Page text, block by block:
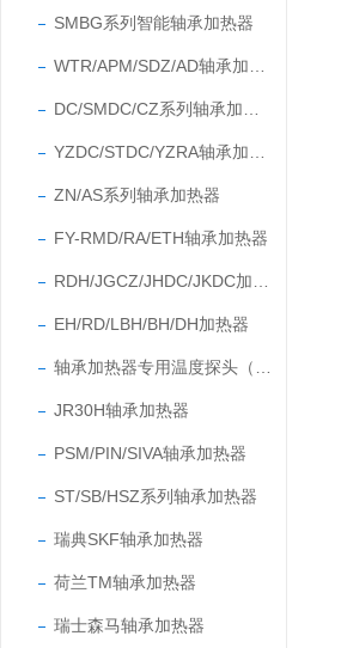
SMBG系列智能轴承加热器
ZN/AS系列轴承加热器
FY-RMD/RA/ETH轴承加热器
EH/RD/LBH/BH/DH加热器
JR30H轴承加热器
PSM/PIN/SIVA轴承加热器
ST/SB/HSZ系列轴承加热器
瑞典SKF轴承加热器
荷兰TM轴承加热器
瑞士森马轴承加热器